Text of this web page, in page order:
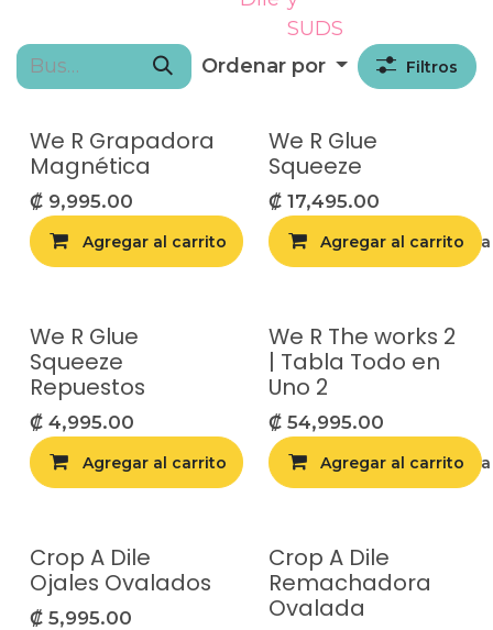
SUDS
Ordenar por Filtros
We R Grapadora
Magnética
₡ 9,995.00
Agregar al carrito Agregar a la
We R Glue
Squeeze
₡ 17,495.00
Agregar al carrito
We R Glue
Squeeze
Repuestos
₡ 4,995.00
Agregar al carrito Agregar a la
We R The works 2
| Tabla Todo en
Uno 2
₡ 54,995.00
Agregar al carrito
Crop A Dile
Ojales Ovalados
₡ 5,995.00
Crop A Dile
Remachadora
Ovalada